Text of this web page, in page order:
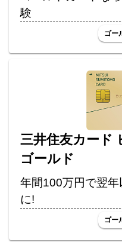
験
ゴー
三井住友カード
ゴールド
年間100万円で翌
に!
ゴー